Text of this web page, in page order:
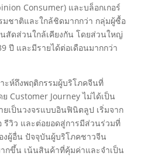
Consumer) และบล็อกเกอร์
มชาติและใกล้ชิดมากกว่า กลุ่มผู้ซื้อ
สัดส่วนใกล้เคียงกัน โดยส่วนใหญ่
ปี และมีรายได้ต่อเดือนมากกว่า
ะห์ถึงพฤติกรรมผู้บริโภคจีนที่
Customer Journey ไม่ได้เป็น
ยเป็นวงจรแบบอินฟินิตลูป เริ่มจาก
วิว และต่อยอดสู่การมีส่วนร่วมที่
งผู้อื่น ปัจจุบันผู้บริโภคชาวจีน
กขึ้น เน้นสินค้าที่คุ้มค่าและจำเป็น